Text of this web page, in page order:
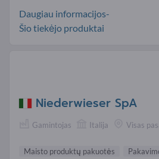
Daugiau informacijos-
Šio tiekėjo produktai
Niederwieser SpA
Gamintojas Italija Visas
Maisto produktų pakuotės